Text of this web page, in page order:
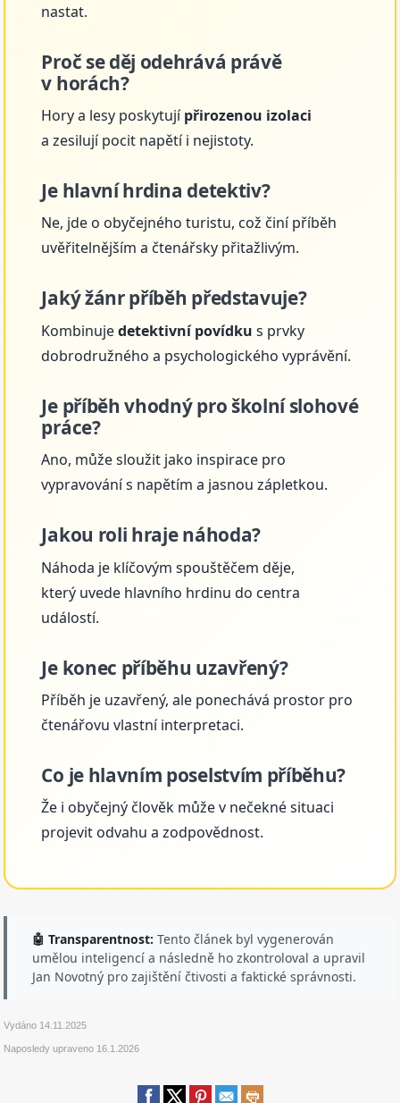
nastat.
Proč se děj odehrává právě
v horách?
Hory a lesy poskytujípřirozenou izolaci
a zesilují pocit napětí i nejistoty.
Je hlavní hrdina detektiv?
Ne, jde o obyčejného turistu, což činí příběh
uvěřitelnějším a čtenářsky přitažlivým.
Jaký žánr příběh představuje?
Kombinujedetektivní povídku s prvky
dobrodružného a psychologického vyprávění.
Je příběh vhodný pro školní slohové
práce?
Ano, může sloužit jako inspirace pro
vypravování s napětím a jasnou zápletkou.
Jakou roli hraje náhoda?
Náhoda je klíčovým spouštěčem děje,
který uvede hlavního hrdinu do centra
událostí.
Je konec příběhu uzavřený?
Příběh je uzavřený, ale ponechává prostor pro
čtenářovu vlastní interpretaci.
Co je hlavním poselstvím příběhu?
Že i obyčejný člověk může v nečekné situaci
projevit odvahu a zodpovědnost.
🤖 Transparentnost: Tento článek byl vygenerován
umělou inteligencí a následně ho zkontroloval a upravil
Jan Novotný pro zajištění čtivosti a faktické správnosti.
Vydáno 14.11.2025
Naposledy upraveno 16.1.2026